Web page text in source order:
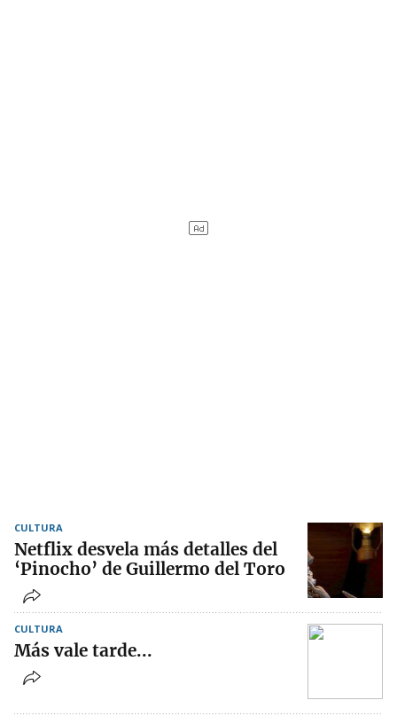
CULTURA
Netflix desvela más detalles del
‘Pinocho’ de Guillermo del Toro
CULTURA
Más vale tarde...